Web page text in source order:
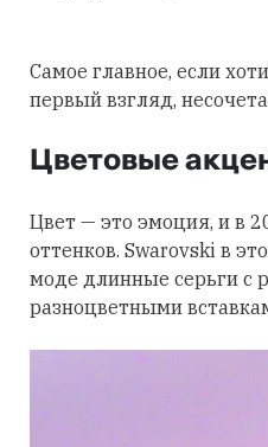
Самое главное, если
первый взгляд,
Цветовые
Цвет — это эмоция, и в
оттенков. Swarovski в
моде длинные серьги с
разноцветными